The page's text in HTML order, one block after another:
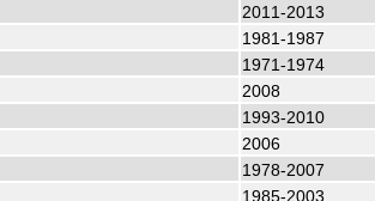
2011-2013
1981-1987
1971-1974
2008
1993-2010
2006
1978-2007
1985-2003